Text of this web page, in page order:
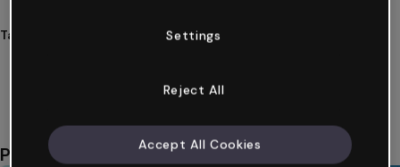
Tags
Potrebbe piacerti anche
Settings
Reject All
Accept All Cookies